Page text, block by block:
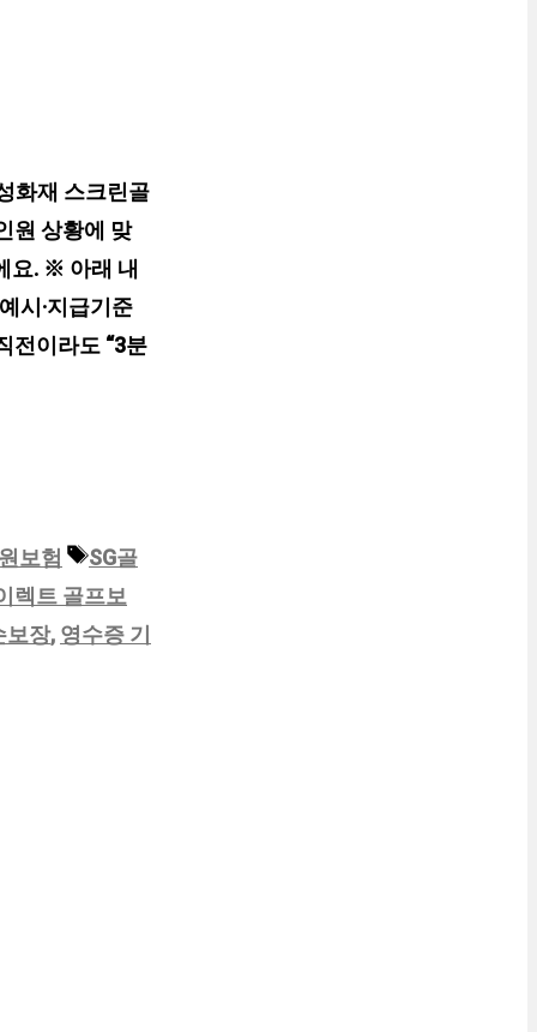
화재 스크린골
원 상황에 맞
요. ※ 아래 내
시·지급기준
전이라도 “3분
보험
태
그
SG골
렉트 골프보
보장, 영수증 기